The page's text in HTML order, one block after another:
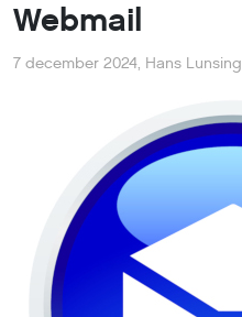
Webmail
7 december 2024, Hans Lunsing